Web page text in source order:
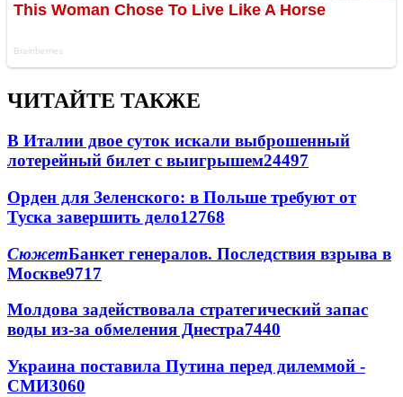
ЧИТАЙТЕ ТАКЖЕ
В Италии двое суток искали выброшенный
лотерейный билет с выигрышем24497
Орден для Зеленского: в Польше требуют от
Туска завершить дело12768
СюжетБанкет генералов. Последствия взрыва в
Москве9717
Молдова задействовала стратегический запас
воды из-за обмеления Днестра7440
Украина поставила Путина перед дилеммой -
СМИ3060